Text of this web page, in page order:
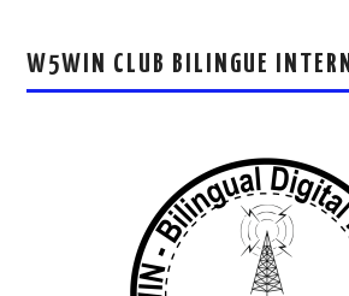
W5WIN CLUB BILINGUE